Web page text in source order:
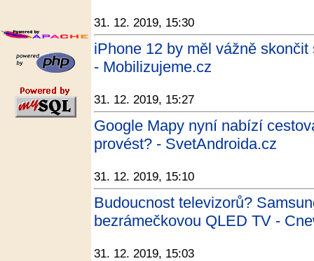
31. 12. 2019, 15:30
iPhone 12 by měl vážně
- Mobilizujeme.cz
31. 12. 2019, 15:27
Google Mapy nyní nabízí
provést? - SvetAndroida.cz
31. 12. 2019, 15:10
Budoucnost televizorů?
bezrámečkovou QLED TV -
31. 12. 2019, 15:03